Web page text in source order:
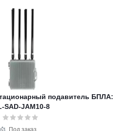
подавитель БПЛА:
SAD-JAM10-8
Под заказ